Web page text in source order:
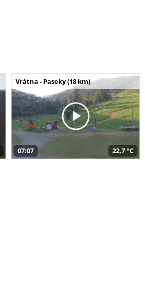
Vrátna - Paseky (18 km)
07:07 22,7 °C